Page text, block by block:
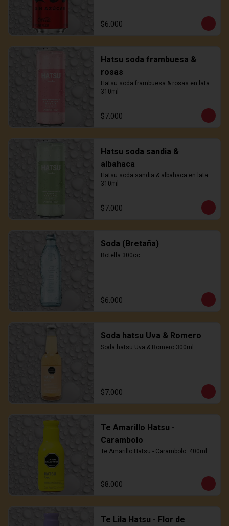
$6.000
Hatsu soda frambuesa &
rosas
Hatsu soda frambuesa & rosas en lata
310ml
$7.000
Hatsu soda sandia &
albahaca
Hatsu soda sandia & albahaca en lata
310ml
$7.000
Soda (Bretaña)
Botella 300cc
$6.000
Soda hatsu Uva & Romero
Soda hatsu Uva & Romero 300ml
$7.000
Te Amarillo Hatsu -
Carambolo
Te Amarillo Hatsu - Carambolo  400ml
$8.000
Te Lila Hatsu - Flor de